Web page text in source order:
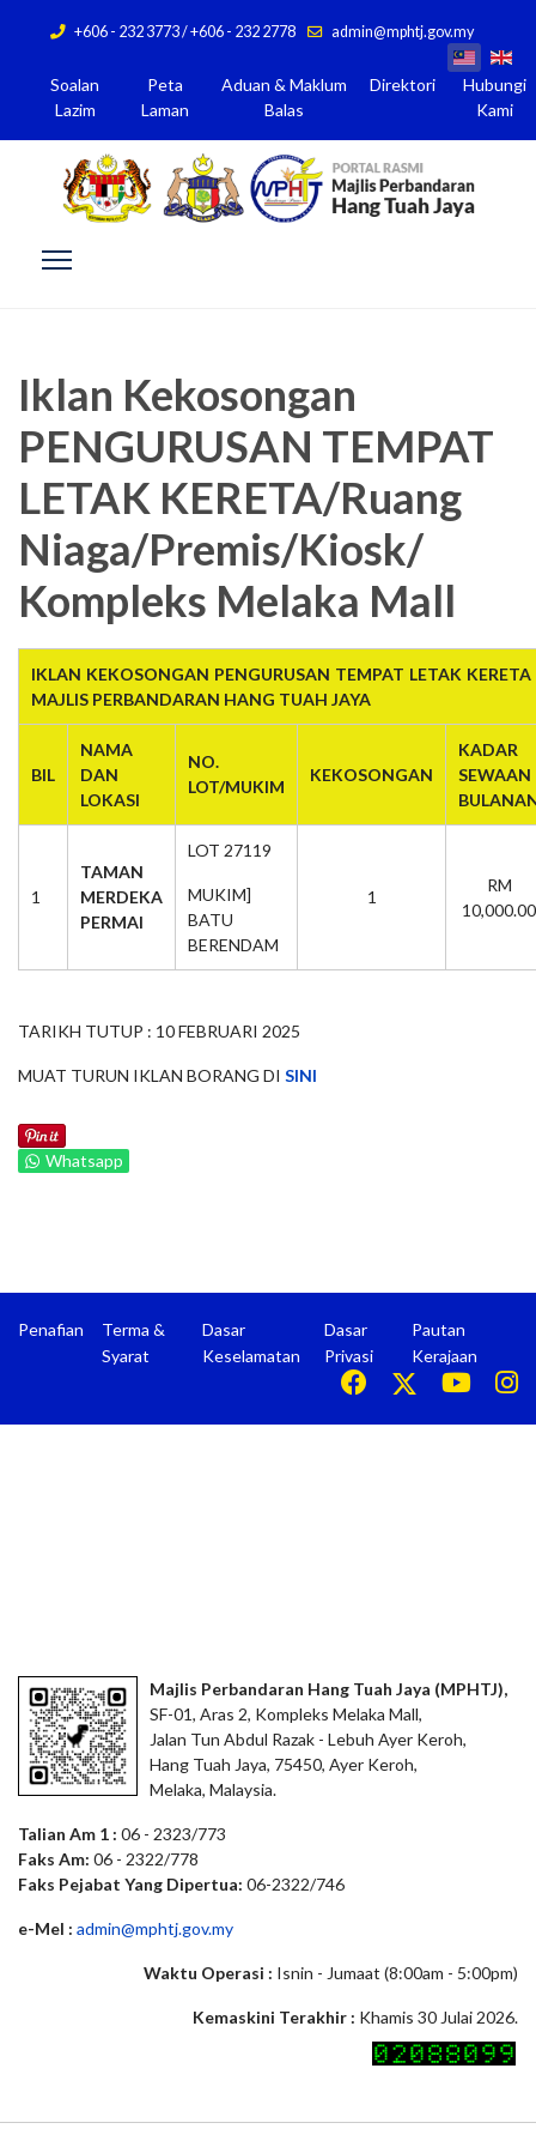
+606 - 232 3773 / +606 - 232 2778 admin@mphtj.gov.my
Soalan
Lazim
Peta
Laman
Aduan & Maklum
Balas
Direktori
Hubungi
Kami
Iklan Kekosongan
PENGURUSAN TEMPAT
LETAK KERETA/Ruang
Niaga/Premis/Kiosk/
Kompleks Melaka Mall
IKLAN KEKOSONGAN PENGURUSAN TEMPAT LETAK
MAJLIS PERBANDARAN HANG TUAH JAYA
BIL
NAMA
DAN
LOKASI
NO.
LOT/MUKIM
KEKOSONGAN
KADAR
SEWAAN
1
TAMAN
MERDEKA
PERMAI
LOT 27119
MUKIM]
BATU
BERENDAM
1
RM
10,000.00
TARIKH TUTUP : 10 FEBRUARI 2025
MUAT TURUN IKLAN BORANG DI SINI
Whatsapp
Penafian
Terma &
Syarat
Dasar
Keselamatan
Dasar
Privasi
Pautan
Kerajaan
Majlis Perbandaran Hang Tuah Jaya (MPHTJ),
SF-01, Aras 2, Kompleks Melaka Mall,
Jalan Tun Abdul Razak - Lebuh Ayer Keroh,
Hang Tuah Jaya, 75450, Ayer Keroh,
Melaka, Malaysia.
Talian Am 1 : 06 - 2323/773
Faks Am: 06 - 2322/778
Faks Pejabat Yang Dipertua: 06-2322/746
e-Mel : admin@mphtj.gov.my
Waktu Operasi : Isnin - Jumaat (8:00am - 5:00pm)
Kemaskini Terakhir : Khamis 30 Julai 2026.